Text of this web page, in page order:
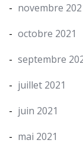
novembre
octobre 2021
septembre
juillet 2021
juin 2021
mai 2021